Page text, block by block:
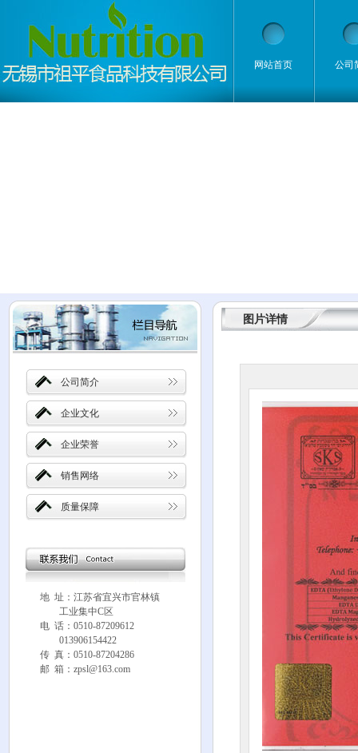
网站首页 公司
公司简介
企业文化
企业荣誉
销售网络
质量保障
地 址：江苏省宜兴市官林镇
工业集中C区
电 话：0510-87209612
013906154422
传 真：0510-87204286
邮 箱：zpsl@163.com
图片详情